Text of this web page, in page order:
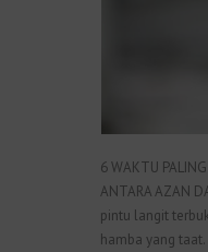
6 WAKTU
ANTARA AZAN
pintu langit
hamba yang